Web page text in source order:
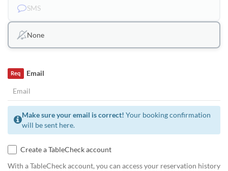
SMS
None
Email
Req
Make sure your email is correct! Your booking confirmation
will be sent here.
Create a TableCheck account
With a TableCheck account, you can access your reservation history